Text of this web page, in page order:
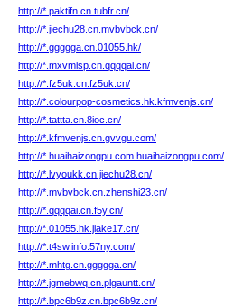
http://*.paktifn.cn.tubfr.cn/
http://*.jiechu28.cn.mvbvbck.cn/
http://*.ggggga.cn.01055.hk/
http://*.mxvmisp.cn.qqqqai.cn/
http://*.fz5uk.cn.fz5uk.cn/
http://*.colourpop-cosmetics.hk.kfmvenjs.cn/
http://*.tattta.cn.8ioc.cn/
http://*.kfmvenjs.cn.gvvgu.com/
http://*.huaihaizongpu.com.huaihaizongpu.com/
http://*.lvyoukk.cn.jiechu28.cn/
http://*.mvbvbck.cn.zhenshi23.cn/
http://*.qqqqai.cn.f5y.cn/
http://*.01055.hk.jiake17.cn/
http://*.t4sw.info.57ny.com/
http://*.mhtg.cn.ggggga.cn/
http://*.jgmebwq.cn.plgauntt.cn/
http://*.bpc6b9z.cn.bpc6b9z.cn/